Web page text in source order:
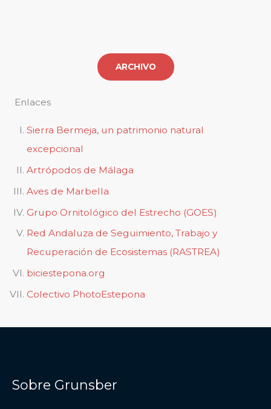
ARCHIVO
Enlaces
Sierra Bermeja, un patrimonio natural
excepcional
Artrópodos de Málaga
Aves de Marbella
Grupo Ornitológico del Estrecho (GOES)
Red Andaluza de Seguimiento, Trabajo y
Recuperación de Ecosistemas (RASTREA)
biciestepona.org
Colectivo PhotoEstepona
Sobre Grunsber